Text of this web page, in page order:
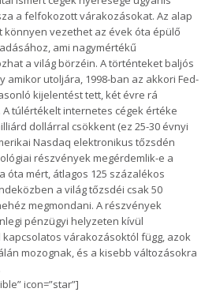
a felfokozott várakozásokat. Az alap
vezethet az évek óta épülő
ami nagymértékű
a világ börzéin. A történteket baljós
amikor utoljára, 1998-ban az akkori Fed-
kijelentést tett, két évre rá
A túlértékelt internetes cégek értéke
dollárral csökkent (ez 25-30 évnyi
Nasdaq elektronikus tőzsdén
részvények megérdemlik-e a
óta mért, átlagos 125 százalékos
a világ tőzsdéi csak 50
megmondani. A részvények
pénzügyi helyzeten kívül
várakozásoktól függ, azok
mozognak, és a kisebb változásokra
icon=”star”]